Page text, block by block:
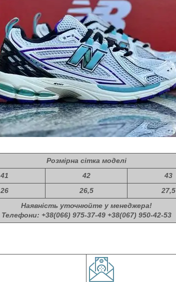
Розмірна сітка моделі
41 42 43
26 26,5 27,5
Наявність уточнюйте у менеджера!
Телефони: +38(066) 975-37-49 +38(067) 950-42-53